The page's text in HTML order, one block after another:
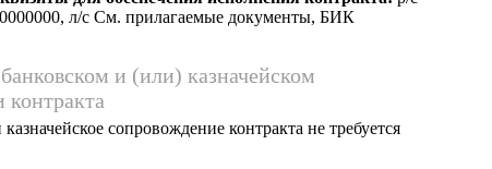
л/c См. прилагаемые документы, БИК
и (или) казначейском
сопровождение контракта не требуется